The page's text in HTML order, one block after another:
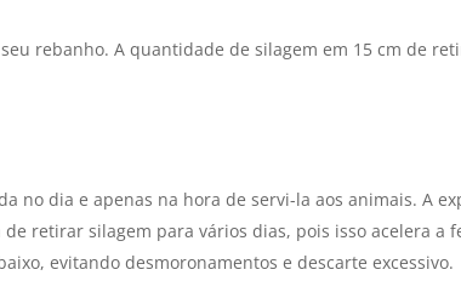
rebanho. A quantidade de silagem em 15 cm de
no dia e apenas na hora de servi-la aos animais. A
retirar silagem para vários dias, pois isso acelera a
evitando desmoronamentos e descarte excessivo.